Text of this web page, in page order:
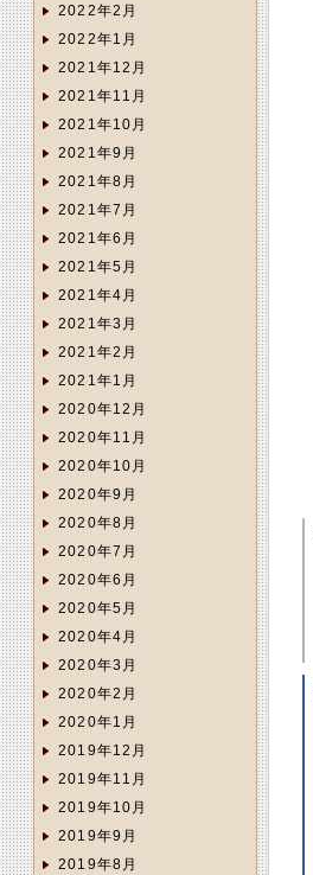
2022年2月
2022年1月
2021年12月
2021年11月
2021年10月
2021年9月
2021年8月
2021年7月
2021年6月
2021年5月
2021年4月
2021年3月
2021年2月
2021年1月
2020年12月
2020年11月
2020年10月
2020年9月
2020年8月
2020年7月
2020年6月
2020年5月
2020年4月
2020年3月
2020年2月
2020年1月
2019年12月
2019年11月
2019年10月
2019年9月
2019年8月